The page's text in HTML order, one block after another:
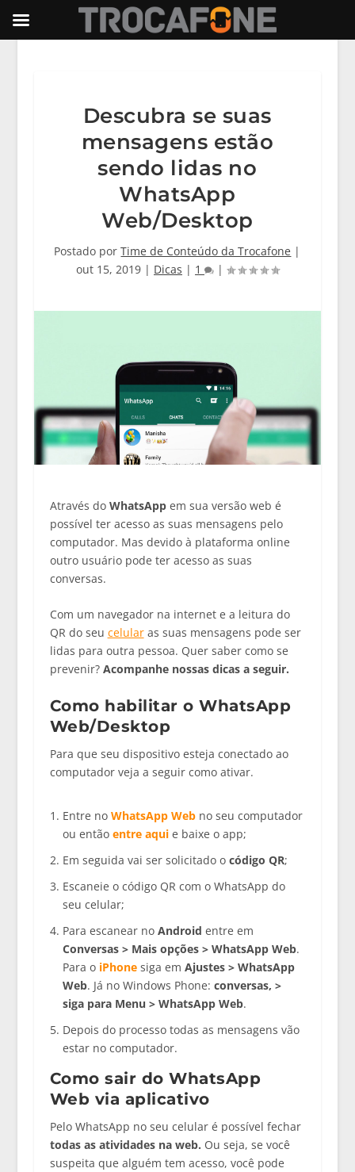
Descubra se suas
mensagens estão
sendo lidas no
WhatsApp
Web/Desktop
Postado porTime de Conteúdo da Trocafone |
out 15, 2019| Dicas | 1 |
Através do WhatsAppem sua versão web é
possível ter acesso as suas mensagens pelo
computador. Mas devido à plataforma online
outro usuário pode ter acesso as suas
conversas.
Com um navegador na internet e a leitura do
QR do seu celularas suas mensagens pode ser
lidas para outra pessoa. Quer saber como se
prevenir? Acompanhe nossas dicas a seguir.
Como habilitar o WhatsApp
Web/Desktop
Para que seu dispositivo esteja conectado ao
computador veja a seguir como ativar.
Entre no WhatsApp Webno seu computador
ou então entre aquie baixe o app;
Em seguida vai ser solicitado o código QR;
Escaneie o código QR com o WhatsApp do
seu celular;
Para escanear no Android entre em
Conversas > Mais opções > WhatsApp Web.
Para o iPhonesiga em Ajustes > WhatsApp
Web. Já no Windows Phone: conversas, >
siga para Menu > WhatsApp Web.
Depois do processo todas as mensagens vão
estar no computador.
Como sair do WhatsApp
Web via aplicativo
Pelo WhatsApp no seu celular é possível fechar
todas as atividades na web. Ou seja, se você
suspeita que alguém tem acesso, você pode